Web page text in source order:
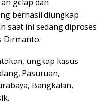
gelap dan
berhasil diungkap
saat ini sedang diproses
Dirmanto.
ungkap kasus
Pasuruan,
Bangkalan,